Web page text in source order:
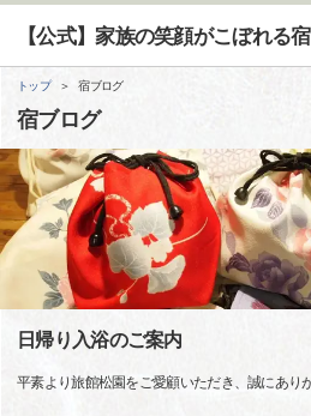
【公式】家族の笑顔がこぼれる
トップ 宿ブログ
宿ブログ
日帰り入浴のご案内
平素より旅館松園をご愛顧いただき、誠にあり